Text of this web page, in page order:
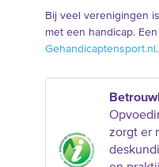
Bij veel verenigingen
met een handicap.
Gehandicaptensport.nl .
zorgt er